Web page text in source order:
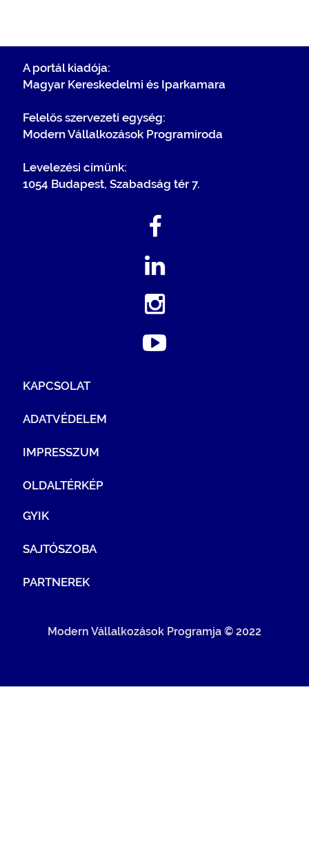
A portál kiadója:
Magyar Kereskedelmi és Iparkamara
Felelős szervezeti egység:
Modern Vállalkozások Programiroda
Levelezési címünk:
1054 Budapest, Szabadság tér 7.
KAPCSOLAT
ADATVÉDELEM
IMPRESSZUM
OLDALTÉRKÉP
GYIK
SAJTÓSZOBA
PARTNEREK
Modern Vállalkozások Programja © 2022